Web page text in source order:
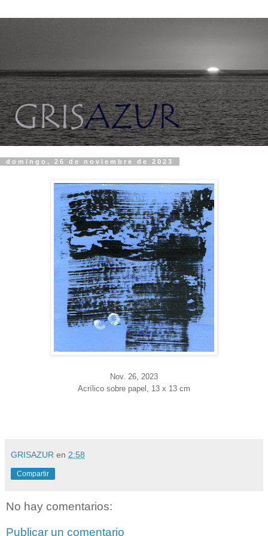
domingo, 26 de noviembre de 2023
Nov. 26 , 2023
Acrílico sobre papel, 13 x 13 cm
GRISAZUR en 2:58
Compartir
No hay comentarios:
Publicar un comentario